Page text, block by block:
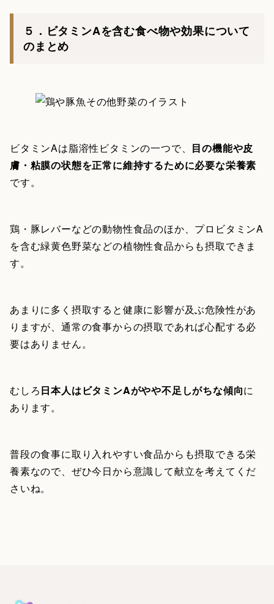
５．ビタミンAを含む食べ物や効果について
のまとめ
ビタミンAは脂溶性ビタミンの一つで、 目の機能や皮
膚・粘膜の状態を正常に維持するために必要な栄養素
です。
鶏・豚レバーなどの動物性食品のほか、プロビタミンA
を含む緑黄色野菜などの植物性食品からも摂取できま
す。
あまりに多く摂取すると健康に影響が及ぶ危険性があ
りますが、通常の食事からの摂取であれば心配する必
要はありません。
むしろ日本人はビタミンAがやや不足しがちな傾向に
あります。
普段の食事に取り入れやすい食品からも摂取できる栄
養素なので、ぜひ今日から意識して献立を考えてくだ
さいね。